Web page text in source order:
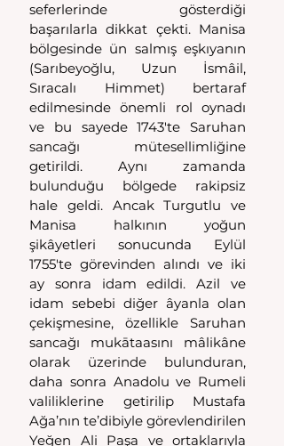
seferlerinde gösterdiği
başarılarla dikkat çekti. Manisa
bölgesinde ün salmış eşkıyanın
(Sarıbeyoğlu, Uzun İsmâil,
Sıracalı Himmet) bertaraf
edilmesinde önemli rol oynadı
ve bu sayede 1743'te Saruhan
sancağı mütesellimliğine
getirildi. Aynı zamanda
bulunduğu bölgede rakipsiz
hale geldi. Ancak Turgutlu ve
Manisa halkının yoğun
şikâyetleri sonucunda Eylül
1755'te görevinden alındı ve iki
ay sonra idam edildi. Azil ve
idam sebebi diğer âyanla olan
çekişmesine, özellikle Saruhan
sancağı mukātaasını mâlikâne
olarak üzerinde bulunduran,
daha sonra Anadolu ve Rumeli
valiliklerine getirilip Mustafa
Ağa’nın te’dibiyle görevlendirilen
Yeğen Ali Paşa ve ortaklarıyla